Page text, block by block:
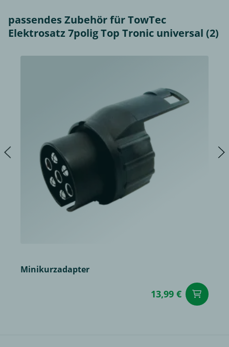
passendes Zubehör für TowTec
Elektrosatz 7polig Top Tronic universal (2)
Minikurzadapter
13,99 €